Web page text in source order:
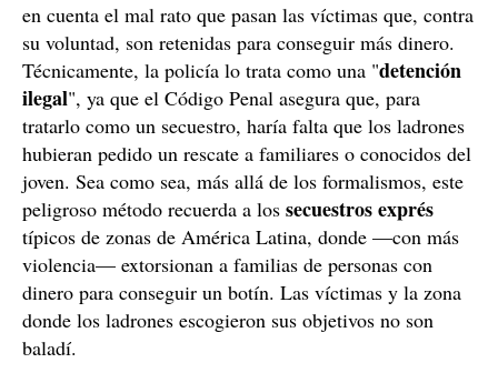
en cuenta el mal rato que pasan las víctimas que, contra
su voluntad, son retenidas para conseguir más dinero.
Técnicamente, la policía lo trata como una "detención
ilegal", ya que el Código Penal asegura que, para
tratarlo como un secuestro, haría falta que los ladrones
hubieran pedido un rescate a familiares o conocidos del
joven. Sea como sea, más allá de los formalismos, este
peligroso método recuerda a los secuestros exprés
típicos de zonas de América Latina, donde —con más
violencia— extorsionan a familias de personas con
dinero para conseguir un botín. Las víctimas y la zona
donde los ladrones escogieron sus objetivos no son
baladí.